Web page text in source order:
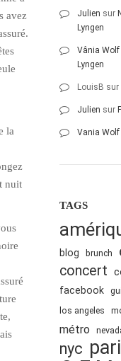
avez
la
nuit
Julien sur
Lyngen
Vânia Wolf
Lyngen
LouisB sur
Julien sur
Vania Wolf
TAGS
blog brunch
concert
facebook
los angeles
métro
nyc